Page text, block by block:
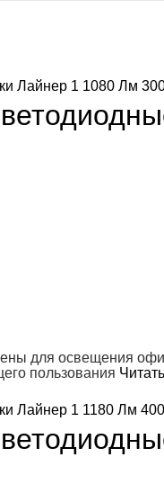
для освещения
пользования